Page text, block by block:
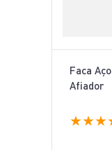
Faca
Afiador
★★★